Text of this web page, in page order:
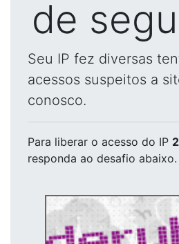
de
Seu IP fez diversas
acessos suspeitos a
conosco.
Para liberar o acesso do IP
responda ao desafio abaixo.